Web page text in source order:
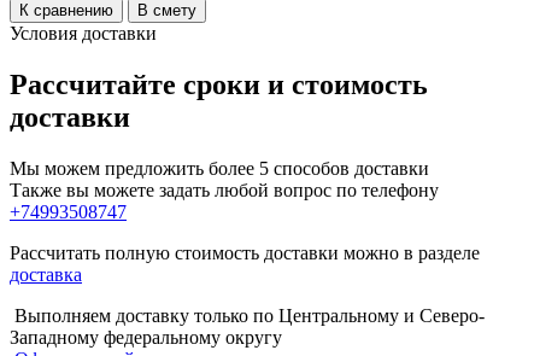
К сравнению
В смету
Условия доставки
Рассчитайте сроки и стоимость
доставки
Мы можем предложить более 5 способов доставки
Также вы можете задать любой вопрос по телефону
+74993508747
Рассчитать полную стоимость доставки можно в разделе
доставка
Выполняем доставку только по Центральному и Северо-
Западному федеральному округу